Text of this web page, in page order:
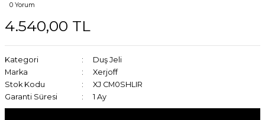
0 Yorum
4.540,00 TL
Kategori
Duş Jeli
Marka
Xerjoff
Stok Kodu
XJ CM0SHLIR
Garanti Süresi
1 Ay